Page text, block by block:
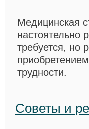
Медицинская
настоятельно
требуется, но
трудности.
Советы и